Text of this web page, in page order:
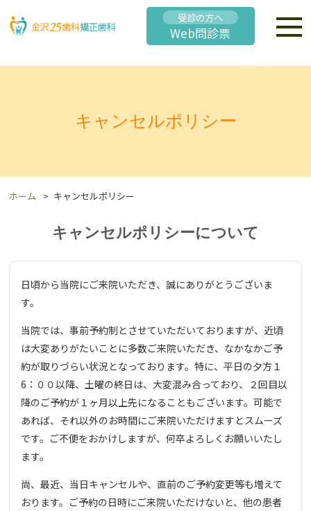
受診の方へ
Web問診票
キャンセルポリシー
ホーム キャンセルポリシー
キャンセルポリシーについて
日頃から当院にご来院いただき、誠にありがとうございま
す。
当院では、事前予約制とさせていただいておりますが、近頃
は大変ありがたいことに多数ご来院いただき、なかなかご予
約が取りづらい状況となっております。特に、平日の夕方１
6：００以降、土曜の終日は、大変混み合っており、２回目以
降のご予約が１ヶ月以上先になることもございます。可能で
あれば、それ以外のお時間にご来院いただけますとスムーズ
です。ご不便をおかけしますが、何卒よろしくお願いいたし
ます。
尚、最近、当日キャンセルや、直前のご予約変更等も増えて
おります。ご予約の日時にご来院いただけないと、他の患者